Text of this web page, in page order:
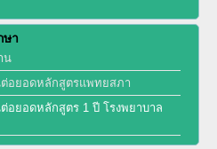
รรมการ
ลากร
ษา
น
อยอดหลักสูตรแพทยสภา
อยอดหลักสูตร 1 ปี โรงพยาบาล